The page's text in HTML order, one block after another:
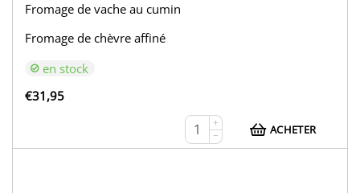
Fromage de vache au cumin
Fromage de chèvre affiné
en stock
€31,95
+
−
ACHETER